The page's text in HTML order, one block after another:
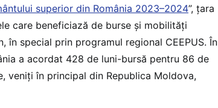
superior din România 2023–2024”, țara
care beneficiază de burse și mobilități
în special prin programul regional CEEPUS. În
a acordat 428 de luni-bursă pentru 86 de
veniți în principal din Republica Moldova,